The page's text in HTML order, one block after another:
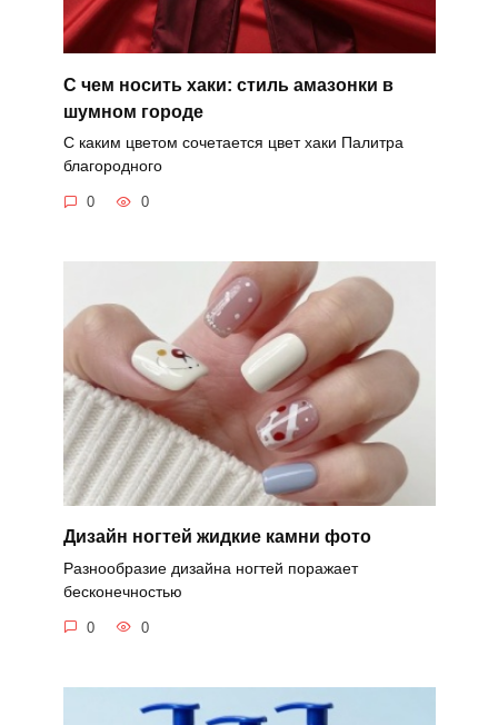
С чем носить хаки: стиль амазонки в
шумном городе
С каким цветом сочетается цвет хаки Палитра
благородного
0 0
Дизайн ногтей жидкие камни фото
Разнообразие дизайна ногтей поражает
бесконечностью
0 0